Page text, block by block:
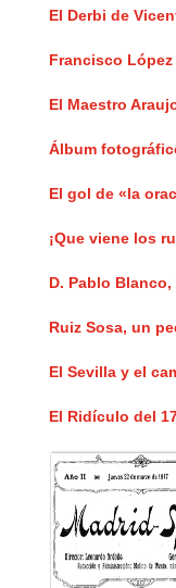
El Derbi de
Francisco López
El Maestro
Álbum
El gol de «la
¡Que viene los
D. Pablo
Ruiz Sosa, un
El Sevilla y el
El Ridículo del